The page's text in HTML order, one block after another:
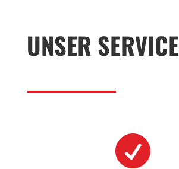
UNSER SERVICE
